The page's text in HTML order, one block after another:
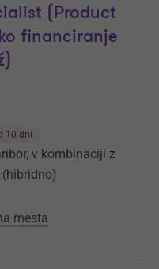
(Product
financiranje
10 dni
v kombinaciji z
mesta